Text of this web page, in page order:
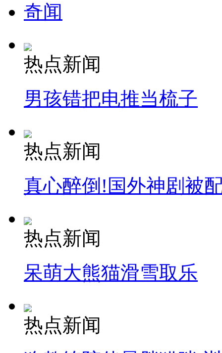
奇闻
热点新闻
男孩错把电推当梳子
热点新闻
真心醉倒!国外神剧被
热点新闻
呆萌大熊猫滑雪取乐
热点新闻